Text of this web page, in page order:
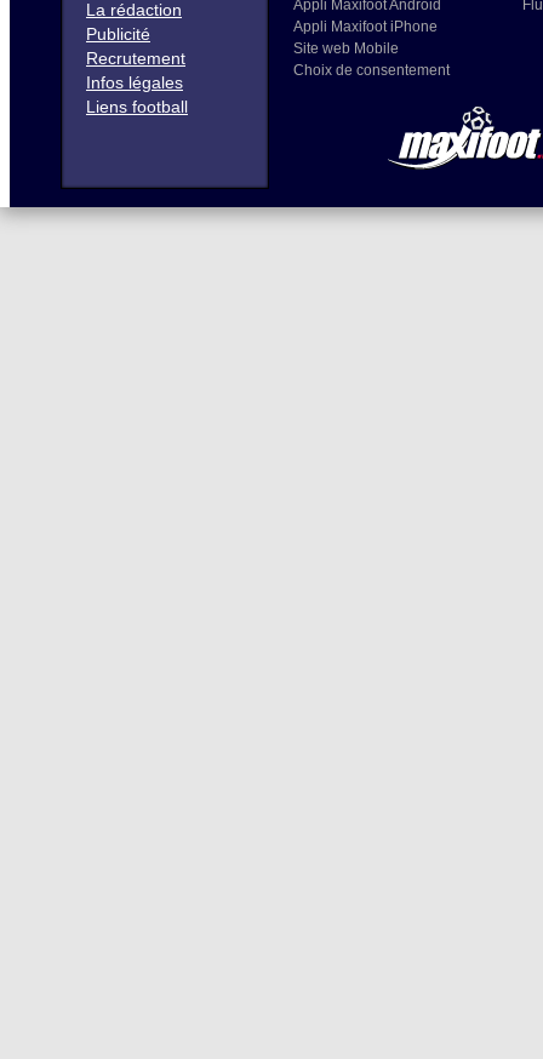
La rédaction
Publicité
Recrutement
Infos légales
Liens football
Appli Maxifoot Android
Appli Maxifoot iPhone
Site web Mobile
Choix de consentement